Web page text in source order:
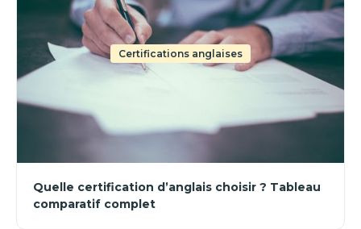
Certifications anglaises
Quelle certification d’anglais choisir ? Tableau
comparatif complet